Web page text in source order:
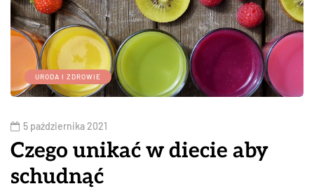
URODA I ZDROWIE
5 października 2021
Czego unikać w diecie aby
schudnąć